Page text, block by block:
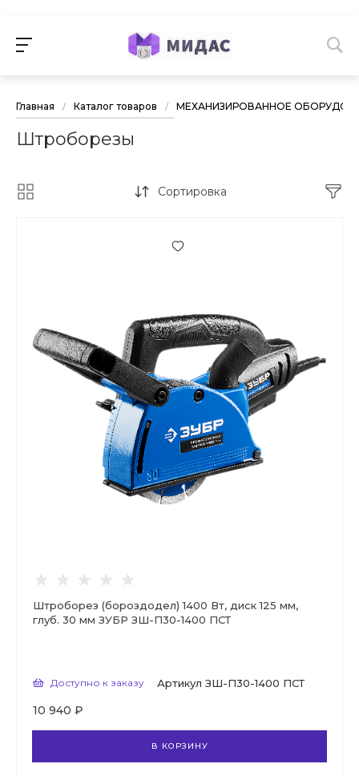
Главная / Каталог товаров / МЕХАНИЗИРОВАННОЕ
Штроборезы
Сортировка
Штроборез (бороздодел) 1400 Вт, диск 125 мм,
глуб. 30 мм ЗУБР ЗШ-П30-1400 ПСТ
Доступно к заказу Артикул ЗШ-П30-1400 ПСТ
10 940 ₽
В КОРЗИНУ